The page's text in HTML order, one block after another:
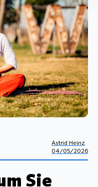
Astrid Heinz
04/05/2026
Sie